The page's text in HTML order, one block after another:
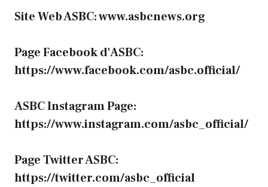
Site Web ASBC: www.asbcnews.org
Page Facebook d'ASBC:
https://www.facebook.com/asbc.official/
ASBC Instagram Page:
https://www.instagram.com/asbc_official/
Page Twitter ASBC:
https://twitter.com/asbc_official